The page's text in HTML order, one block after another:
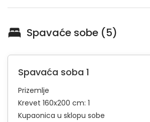
Spavaće sobe (5)
Spavaća soba 1
Prizemlje
Krevet 160x200 cm: 1
Kupaonica u sklopu sobe